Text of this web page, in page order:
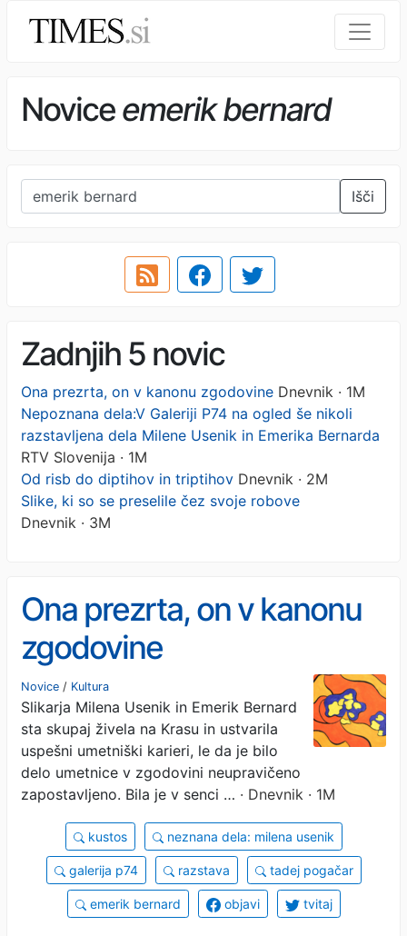
Noviceemerik bernard
Išči
Zadnjih 5 novic
Ona prezrta, on v kanonu zgodovine Dnevnik · 1M
Nepoznana dela:V Galeriji P74 na ogled še nikoli
razstavljena dela Milene Usenik in Emerika Bernarda
RTV Slovenija · 1M
Od risb do diptihov in triptihov Dnevnik · 2M
Slike, ki so se preselile čez svoje robove
Dnevnik · 3M
Ona prezrta, on v kanonu
zgodovine
Novice / Kultura
Slikarja Milena Usenik in Emerik Bernard
sta skupaj živela na Krasu in ustvarila
uspešni umetniški karieri, le da je bilo
delo umetnice v zgodovini neupravičeno
zapostavljeno. Bila je v senci … · Dnevnik · 1M
kustos neznana dela: milena usenik
galerija p74 razstava tadej pogačar
emerik bernard objavi tvitaj